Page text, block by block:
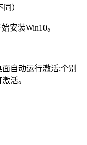
）
安装Win10。
自动运行激活;个别
活。